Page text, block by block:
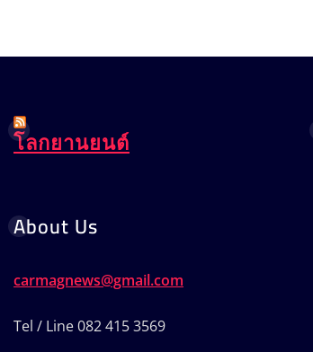
โลกยานยนต์
About Us
carmagnews@gmail.com
Tel / Line 082 415 3569